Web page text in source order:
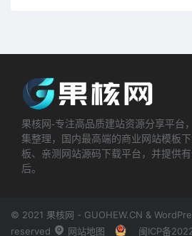
果核网-专注高品质建站资源分享平台
集整理，国内最高端的商业网站模板
板、亲测网站源码下载平台，并提供
后。
© 2021 果核网 - GUOHEW.CN &
reserved
网站地图 闽ICP备